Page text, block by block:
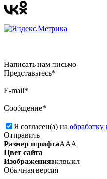
Написать нам письмо
Представьтесь*
E-mail*
Сообщение*
Я согласен(а) на
Отправить
Размер шрифтаААА
Цвет сайта
Изображениявклвыкл
Обычная версия